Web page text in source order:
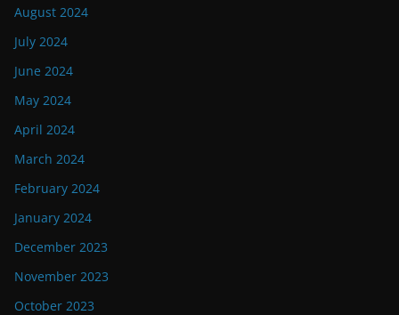
August 2024
July 2024
June 2024
May 2024
April 2024
March 2024
February 2024
January 2024
December 2023
November 2023
October 2023